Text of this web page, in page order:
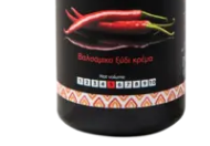
Balsamický krém Hot chilli,